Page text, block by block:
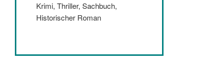
Krimi, Thriller, Sachbuch,
Historischer Roman